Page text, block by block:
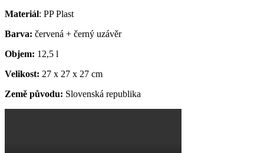
Materiál: PP Plast
Barva: červená + černý uzávěr
Objem: 12,5 l
Velikost: 27 x 27 x 27 cm
Země původu: Slovenská republika